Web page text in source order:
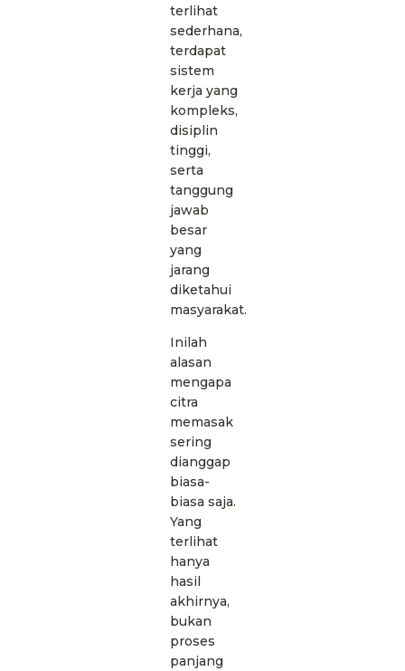
terlihat
sederhana,
terdapat
sistem
kerja yang
kompleks,
disiplin
tinggi,
serta
tanggung
jawab
besar
yang
jarang
diketahui
masyarakat.
Inilah
alasan
mengapa
citra
memasak
sering
dianggap
biasa-
biasa saja.
Yang
terlihat
hanya
hasil
akhirnya,
bukan
proses
panjang